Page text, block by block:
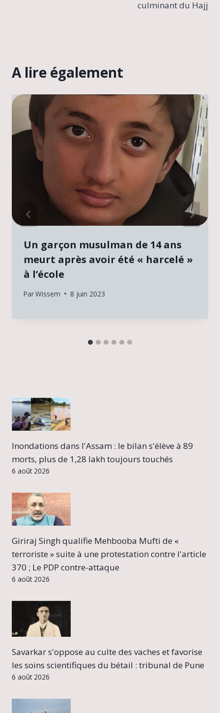
culminant du Hajj
A lire également
Un garçon musulman de 14 ans
meurt après avoir été « harcelé »
à l’école
ParWissem 8 juin 2023
Inondations dans l'Assam : le bilan s'élève à 89
morts, plus de 1,28 lakh toujours touchés
6 août 2026
Giriraj Singh qualifie Mehbooba Mufti de «
terroriste » suite à une protestation contre l'article
370 ; Le PDP contre-attaque
6 août 2026
Savarkar s'oppose au culte des vaches et favorise
les soins scientifiques du bétail : tribunal de Pune
6 août 2026